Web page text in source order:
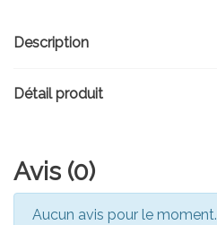
Description
Détail produit
Avis (0)
Aucun avis pour le moment.